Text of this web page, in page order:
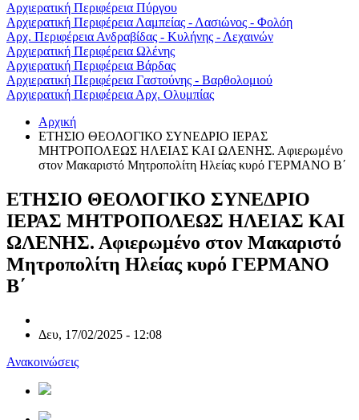
Αρχιερατική Περιφέρεια Πύργου
Αρχιερατική Περιφέρεια Λαμπείας - Λασιώνος - Φολόη
Αρχ. Περιφέρεια Ανδραβίδας - Κυλήνης - Λεχαινών
Αρχιερατική Περιφέρεια Ωλένης
Αρχιερατική Περιφέρεια Βάρδας
Αρχιερατική Περιφέρεια Γαστούνης - Βαρθολομιού
Αρχιερατική Περιφέρεια Αρχ. Ολυμπίας
Αρχική
ΕΤΗΣΙΟ ΘΕΟΛΟΓΙΚΟ ΣΥΝΕΔΡΙΟ ΙΕΡΑΣ
ΜΗΤΡΟΠΟΛΕΩΣ ΗΛΕΙΑΣ ΚΑΙ ΩΛΕΝΗΣ. Αφιερωμένο
στον Μακαριστό Μητροπολίτη Ηλείας κυρό ΓΕΡΜΑΝΟ Β΄
ΕΤΗΣΙΟ ΘΕΟΛΟΓΙΚΟ ΣΥΝΕΔΡΙΟ
ΙΕΡΑΣ ΜΗΤΡΟΠΟΛΕΩΣ ΗΛΕΙΑΣ ΚΑΙ
ΩΛΕΝΗΣ. Αφιερωμένο στον Μακαριστό
Μητροπολίτη Ηλείας κυρό ΓΕΡΜΑΝΟ
Β΄
Δευ, 17/02/2025 - 12:08
Ανακοινώσεις